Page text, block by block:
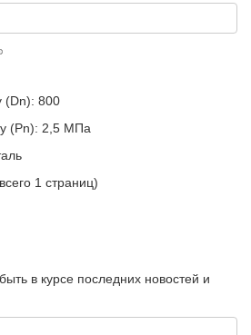
(Dn): 800
(Pn): 2,5 МПа
1 страниц)
в курсе последних новостей и